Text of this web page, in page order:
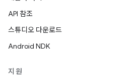
API 참조
스튜디오 다운로드
Android NDK
지원